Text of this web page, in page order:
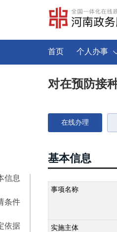
首页 个人办事
信息
条件
依据
对在预防接
在线办理
基本信息
事项名称
实施主体